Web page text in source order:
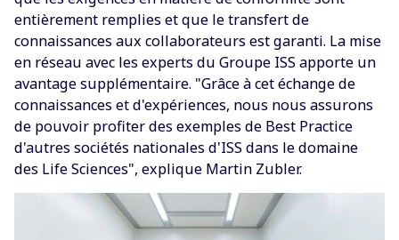
entièrement remplies et que le transfert de
connaissances aux collaborateurs est garanti. La mise
en réseau avec les experts du Groupe ISS apporte un
avantage supplémentaire. "Grâce à cet échange de
connaissances et d'expériences, nous nous assurons
de pouvoir profiter des exemples de Best Practice
d'autres sociétés nationales d'ISS dans le domaine
des Life Sciences", explique Martin Zubler.